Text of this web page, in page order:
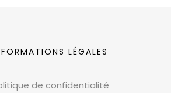
LÉGALES
de confidentialité